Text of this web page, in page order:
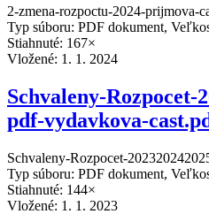
2-zmena-rozpoctu-2024-prijmova-
Typ súboru: PDF dokument,
Stiahnuté: 167×
Vložené: 1. 1. 2024
Schvaleny-Rozpocet-
pdf-vydavkova-
Schvaleny-Rozpocet-
Typ súboru: PDF dokument,
Stiahnuté: 144×
Vložené: 1. 1. 2023